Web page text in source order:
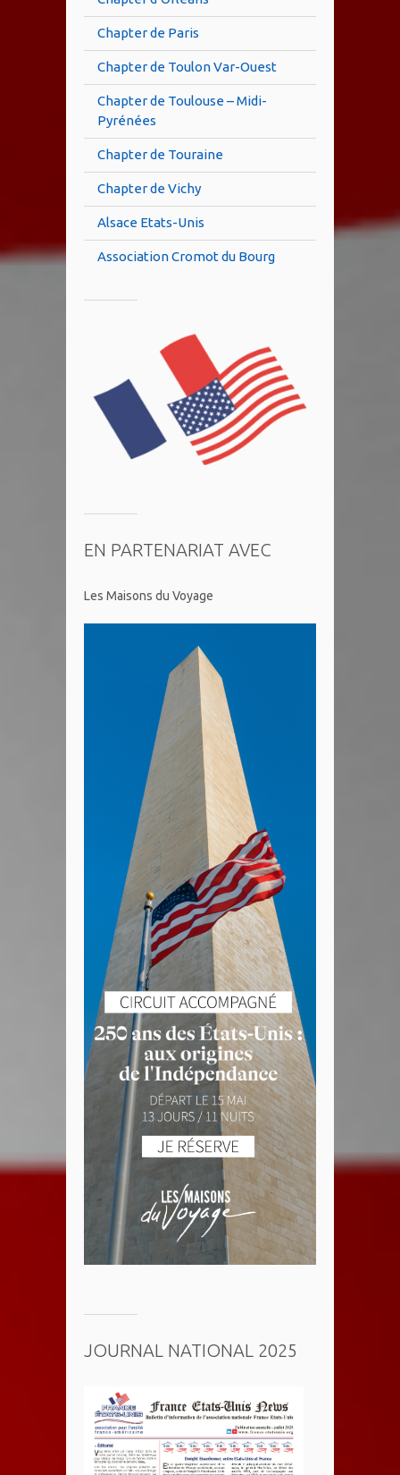
Chapter de Paris
Chapter de Toulon Var-Ouest
Chapter de Toulouse – Midi-
Pyrénées
Chapter de Touraine
Chapter de Vichy
Alsace Etats-Unis
Association Cromot du Bourg
EN PARTENARIAT AVEC
Les Maisons du Voyage
JOURNAL NATIONAL 2025